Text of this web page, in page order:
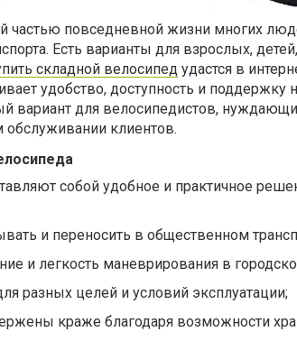
частью повседневной жизни многих
Есть варианты для взрослых,
складной велосипед удастся в
удобство, доступность и поддержку
вариант для велосипедистов,
клиентов.
собой удобное и практичное
и переносить в общественном
и легкость маневрирования в
разных целей и условий эксплуатации;
краже благодаря возможности